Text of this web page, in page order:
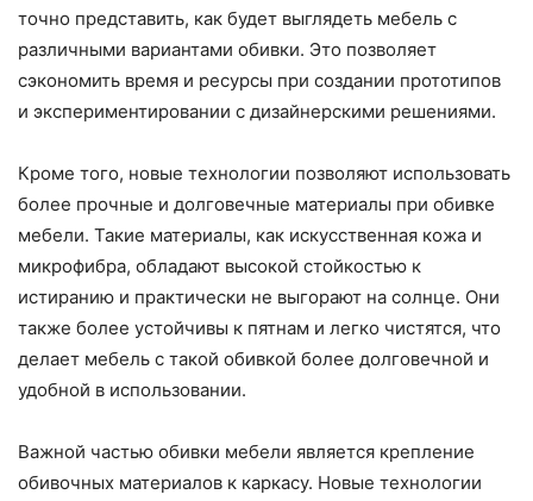
точно представить, как будет выглядеть мебель с
различными вариантами обивки. Это позволяет
сэкономить время и ресурсы при создании прототипов
и экспериментировании с дизайнерскими решениями.
Кроме того, новые технологии позволяют использовать
более прочные и долговечные материалы при обивке
мебели. Такие материалы, как искусственная кожа и
микрофибра, обладают высокой стойкостью к
истиранию и практически не выгорают на солнце. Они
также более устойчивы к пятнам и легко чистятся, что
делает мебель с такой обивкой более долговечной и
удобной в использовании.
Важной частью обивки мебели является крепление
обивочных материалов к каркасу. Новые технологии